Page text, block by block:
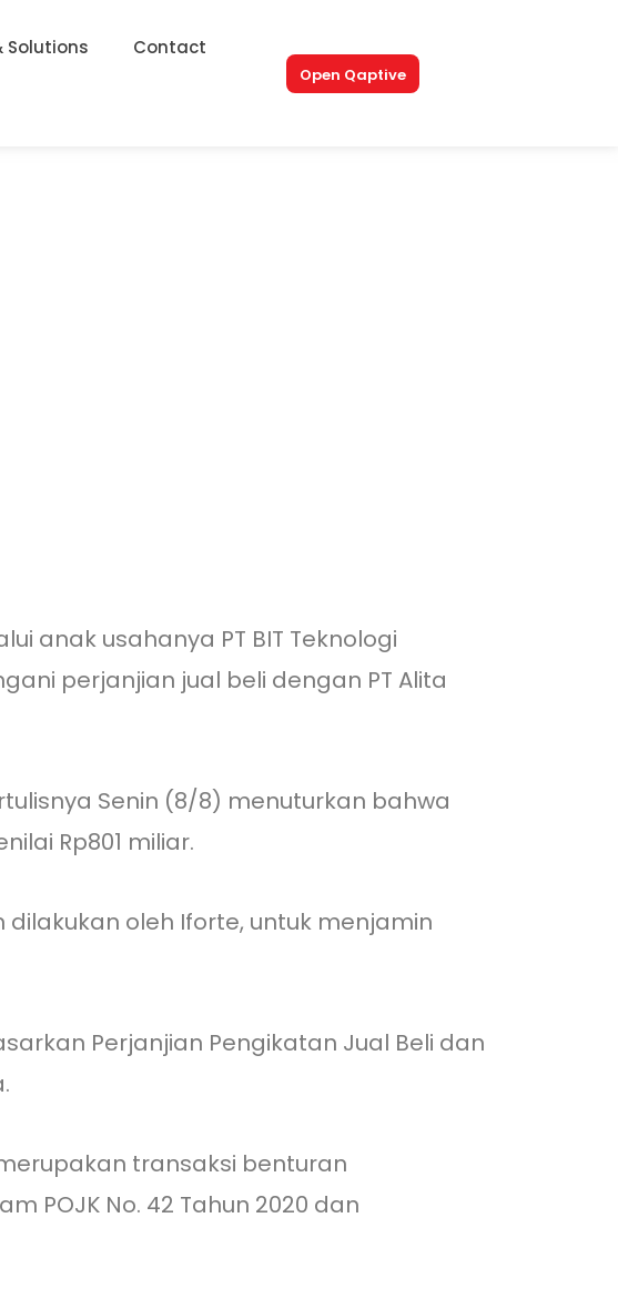
Solutions Contact
Open Qaptive
anak usahanya PT BIT Teknologi
perjanjian jual beli dengan PT Alita
Senin (8/8) menuturkan bahwa
Rp801 miliar.
oleh Iforte, untuk menjamin
Perjanjian Pengikatan Jual Beli dan
transaksi benturan
POJK No. 42 Tahun 2020 dan